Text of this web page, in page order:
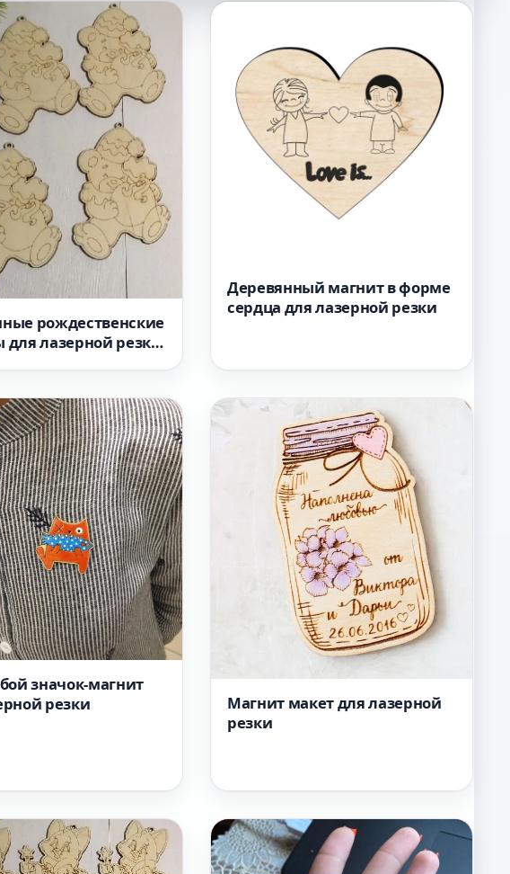
рождественские
для лазерной резки
Деревянный магнит в форме
сердца для лазерной резки
значок-магнит
резки
Магнит макет для лазерной
резки